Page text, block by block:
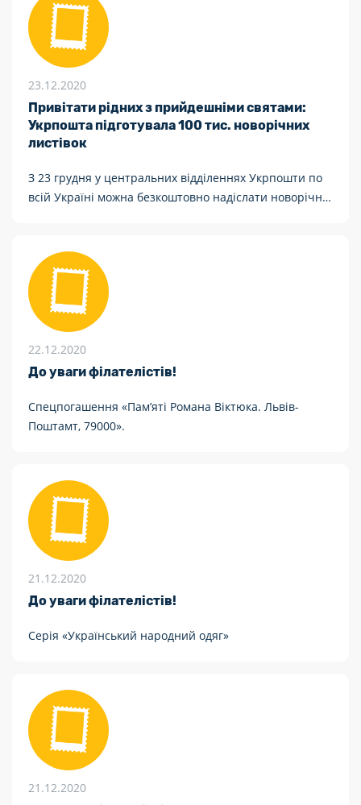
23.12.2020
Привітати рідних з прийдешніми святами:
Укрпошта підготувала 100 тис. новорічних
листівок
З 23 грудня у центральних відділеннях Укрпошти по
всій Україні можна безкоштовно надіслати новорічні
22.12.2020
До уваги філателістів!
Cпецпогашення «Пам’яті Романа Віктюка. Львів-
Поштамт, 79000».
21.12.2020
До уваги філателістів!
Серія «Український народний одяг»
21.12.2020